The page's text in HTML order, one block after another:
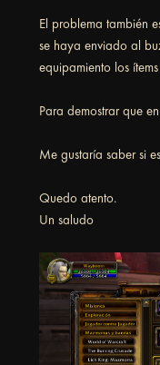
El problema también
se haya enviado al
equipamiento los
Para demostrar que
Me gustaría saber si
Quedo atento.
Un saludo